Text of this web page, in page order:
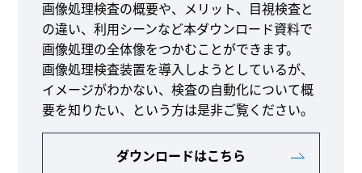
画像処理検査の概要や、メリット、目視検査と
の違い、利用シーンなど本ダウンロード資料で
画像処理の全体像をつかむことができます。
画像処理検査装置を導入しようとしているが、
イメージがわかない、検査の自動化について概
要を知りたい、という方は是非ご覧ください。
ダウンロードはこちら